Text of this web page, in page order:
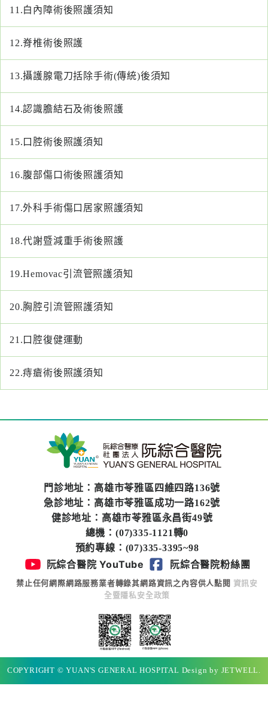
區
服
務
學
術
專
工
專
區
永
發
11.白內障術後照護須知
12.脊椎術後照護
13.攝護腺電刀括除手術(傳統)後須知
14.認識膽結石及術後照護
15. 口腔術後照護須知
16.腹部傷口術後照護須知
17.外科手術傷口居家照護須知
18.代謝暨減重手術後照護
19.Hemovac引流管照護須知
20.胸腔引流管照護須知
21. 口腔復健運動
22.痔瘡術後照護須知
門診地址：高雄市苓雅區四維四路136號
急診地址：高雄市苓雅區成功一路162號
健診地址：高雄市苓雅區永昌街49號
總機：(07)335-1121轉0
預約專線：(07)335-3395~98
阮綜合醫院 YouTube 阮綜合醫院粉絲團
禁止任何網際網路服務業者轉錄其網路資訊之內容供人點閱 資訊安
全暨隱私安全政策
COPYRIGHT © YUAN'S GENERAL HOSPITAL Design by JETWELL.